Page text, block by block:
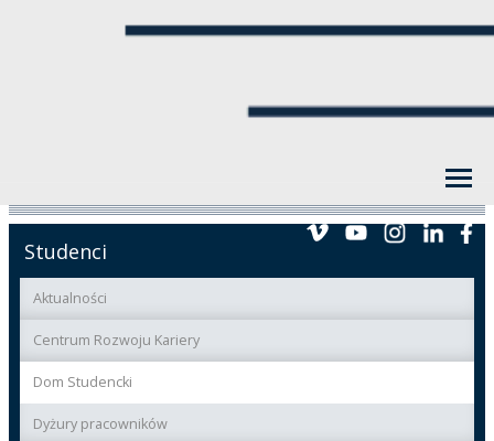
Studenci
Aktualności
Centrum Rozwoju Kariery
Dom Studencki
Dyżury pracowników